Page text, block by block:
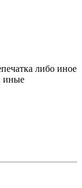
либо иное
иные